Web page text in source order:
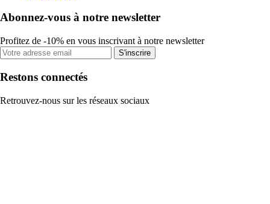
Abonnez-vous à notre newsletter
Profitez de -10% en vous inscrivant à notre newsletter
S'inscrire
Restons connectés
Retrouvez-nous sur les réseaux sociaux